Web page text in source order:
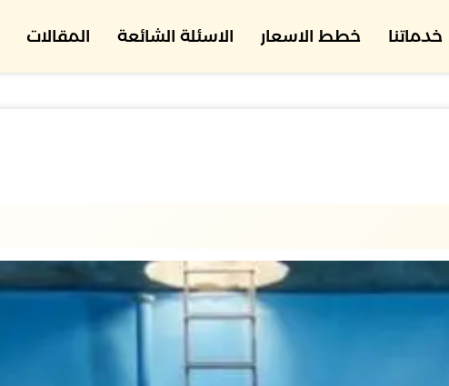
خدماتنا خطط الاسعار الاسئلة الشائعة المقالات